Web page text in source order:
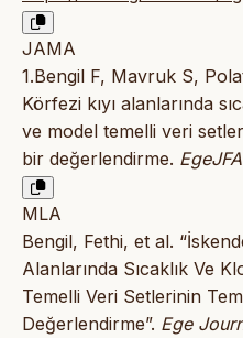
JAMA
1.Bengil F, Mavruk S,
Körfezi kıyı alanlarında
ve model temelli veri
bir değerlendirme.
MLA
Bengil, Fethi, et al.
Alanlarında Sıcaklık Ve
Temelli Veri Setlerinin
Değerlendirme”. Ege